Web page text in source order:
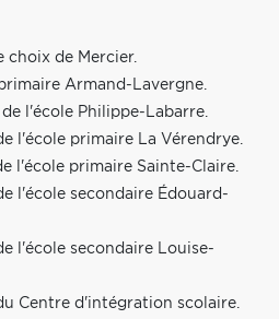
choix de Mercier.
Armand-Lavergne.
l'école Philippe-Labarre.
l'école primaire La Vérendrye.
l'école primaire Sainte-Claire.
l'école secondaire Édouard-
l'école secondaire Louise-
Centre d'intégration scolaire.